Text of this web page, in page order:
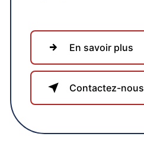
En savoir plus
Contactez-nous